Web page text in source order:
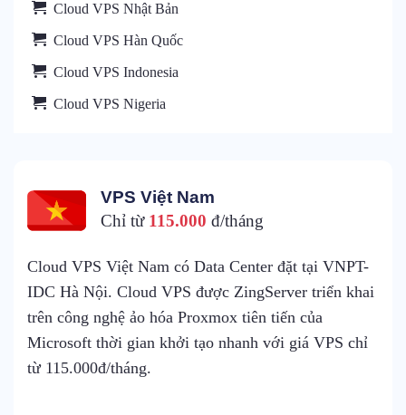
Cloud VPS Nhật Bản
Cloud VPS Hàn Quốc
Cloud VPS Indonesia
Cloud VPS Nigeria
VPS Việt Nam
Chỉ từ 115.000 đ/tháng
Cloud VPS Việt Nam có Data Center đặt tại VNPT-
IDC Hà Nội. Cloud VPS được ZingServer triển khai
trên công nghệ ảo hóa Proxmox tiên tiến của
Microsoft thời gian khởi tạo nhanh với giá VPS chỉ
từ 115.000đ/tháng.